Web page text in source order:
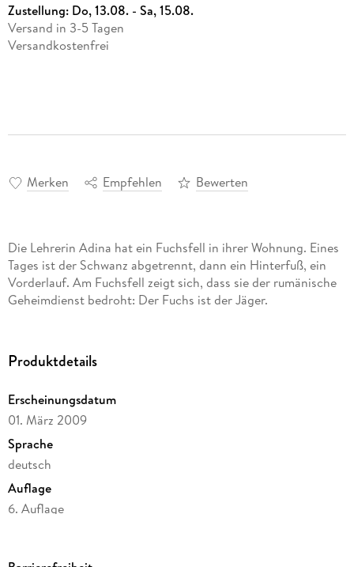
Zustellung: Do, 13.08. - Sa, 15.08.
Versand in 3-5 Tagen
Versandkostenfrei
Merken Empfehlen Bewerten
Die Lehrerin Adina hat ein Fuchsfell in ihrer Wohnung. Eines
Tages ist der Schwanz abgetrennt, dann ein Hinterfuß, ein
Vorderlauf. Am Fuchsfell zeigt sich, dass sie der rumänische
Geheimdienst bedroht: Der Fuchs ist der Jäger.
Produktdetails
Erscheinungsdatum
01. März 2009
Sprache
deutsch
Auflage
6. Auflage